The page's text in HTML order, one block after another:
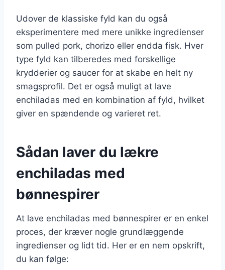
Udover de klassiske fyld kan du også
eksperimentere med mere unikke ingredienser
som pulled pork, chorizo eller endda fisk. Hver
type fyld kan tilberedes med forskellige
krydderier og saucer for at skabe en helt ny
smagsprofil. Det er også muligt at lave
enchiladas med en kombination af fyld, hvilket
giver en spændende og varieret ret.
Sådan laver du lækre
enchiladas med
bønnespirer
At lave enchiladas med bønnespirer er en enkel
proces, der kræver nogle grundlæggende
ingredienser og lidt tid. Her er en nem opskrift,
du kan følge: